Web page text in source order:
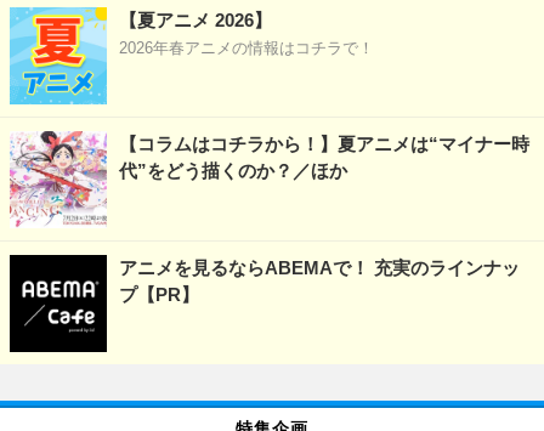
【夏アニメ 2026】
2026年春アニメの情報はコチラで！
【コラムはコチラから！】夏アニメは“マイナー時
代”をどう描くのか？／ほか
アニメを見るならABEMAで！ 充実のラインナッ
プ【PR】
特集企画